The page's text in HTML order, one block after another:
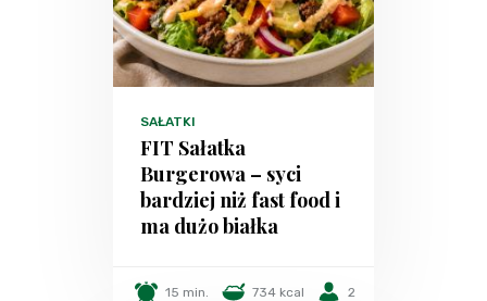
SAŁATKI
FIT Sałatka
Burgerowa – syci
bardziej niż fast food i
ma dużo białka
15 min. 734 kcal 2